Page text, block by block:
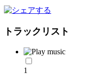
トラックリスト
1